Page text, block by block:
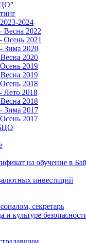
2024
2022
2021
Зима 2020
2020
2019
2019
2018
2018
2018
Зима 2017
2017
на обучение в
инвестиций
секретарь
и культуре